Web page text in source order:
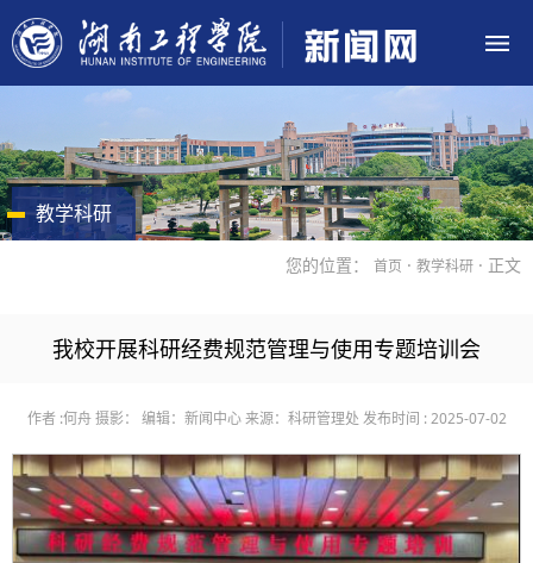
教学科研
您的位置： 首页 · 教学科研 · 正文
我校开展科研经费规范管理与使用专题培训会
作者 :何舟 摄影： 编辑：新闻中心 来源：科研管理处 发布时间 : 2025-07-02